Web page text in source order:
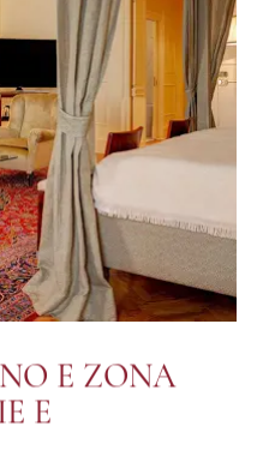
E ZONA
E